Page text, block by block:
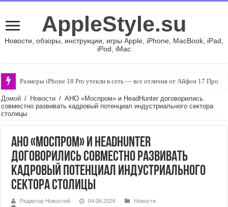
AppleStyle.su
Новости, обзоры, инструкции, игры Apple, iPhone, MacBook, iPad,
iPod, iMac
Размеры iPhone 18 Pro утекли в сеть — все отличия от Айфон 17 Про
Домой / Новости / АНО «Моспром» и HeadHunter договорились
совместно развивать кадровый потенциал индустриального сектора
столицы
АНО «Моспром» и HeadHunter
договорились совместно развивать
кадровый потенциал индустриального
сектора столицы
Редактор Новостей 04.06.2026
Новости